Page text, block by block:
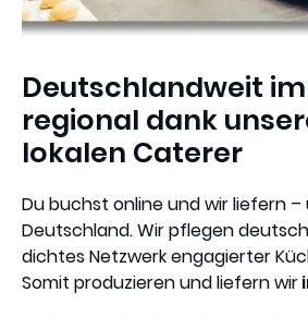
Deutschlandweit
regional dank
lokalen Caterer
Du buchst online und wir liefern –
Deutschland. Wir pflegen
dichtes Netzwerk engagierter
Somit produzieren und liefern wir